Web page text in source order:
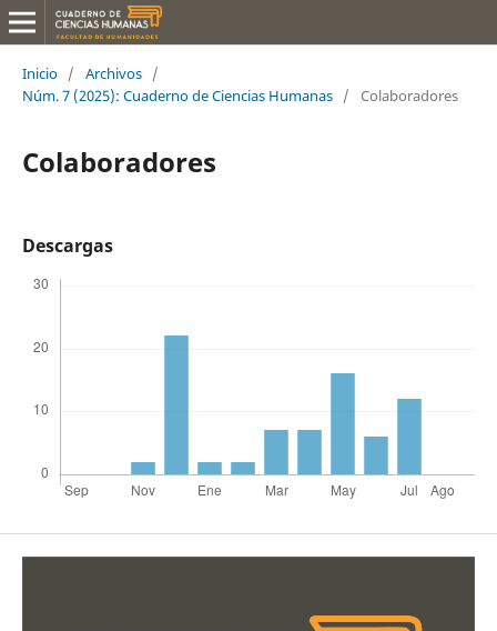
Inicio / Archivos /
Núm. 7 (2025): Cuaderno de Ciencias Humanas / Colaboradores
Colaboradores
Descargas